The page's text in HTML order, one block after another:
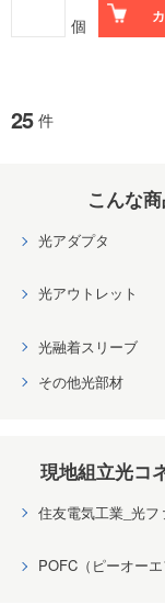
個
25 件
こんな
光アダプタ
光アウトレット
光融着スリーブ
その他光部材
現地組立光コ
住友電気工業_光フ
POFC（ピーオーエ